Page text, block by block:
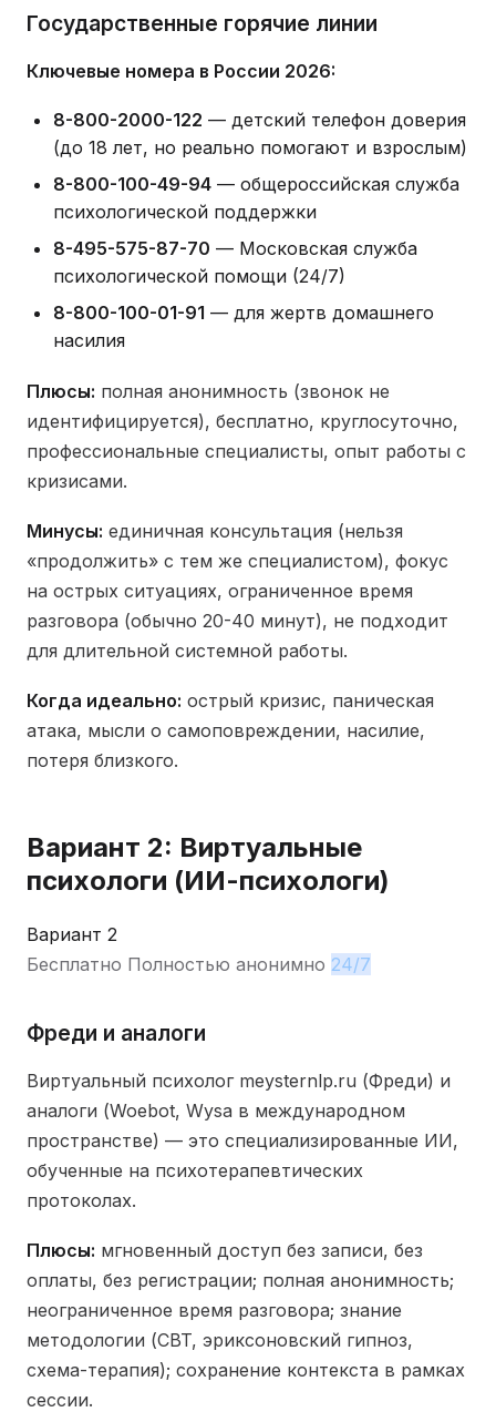
Государственные горячие линии
Ключевые номера в России 2026:
8-800-2000-122 — детский телефон доверия
(до 18 лет, но реально помогают и взрослым)
8-800-100-49-94 — общероссийская служба
психологической поддержки
8-495-575-87-70 — Московская служба
психологической помощи (24/7)
8-800-100-01-91 — для жертв домашнего
насилия
Плюсы: полная анонимность (звонок не
идентифицируется), бесплатно, круглосуточно,
профессиональные специалисты, опыт работы с
кризисами.
Минусы: единичная консультация (нельзя
«продолжить» с тем же специалистом), фокус
на острых ситуациях, ограниченное время
разговора (обычно 20-40 минут), не подходит
для длительной системной работы.
Когда идеально: острый кризис, паническая
атака, мысли о самоповреждении, насилие,
потеря близкого.
Вариант 2: Виртуальные
психологи (ИИ-психологи)
Вариант 2
Бесплатно Полностью анонимно 24/7
Фреди и аналоги
Виртуальный психолог meysternlp.ru (Фреди) и
аналоги (Woebot, Wysa в международном
пространстве) — это специализированные ИИ,
обученные на психотерапевтических
протоколах.
Плюсы: мгновенный доступ без записи, без
оплаты, без регистрации; полная анонимность;
неограниченное время разговора; знание
методологии (CBT, эриксоновский гипноз,
схема-терапия); сохранение контекста в рамках
сессии.